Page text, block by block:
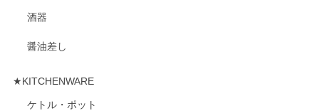
酒器
醤油差し
★KITCHENWARE
ケトル・ポット